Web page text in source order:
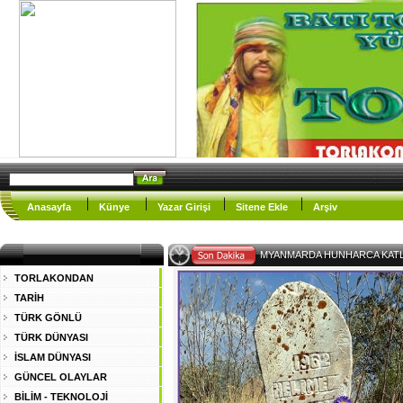
Anasayfa Künye Yazar Girişi Sitene Ekle Arşiv
TORLAKONDAN
TARİH
TÜRK GÖNLÜ
TÜRK DÜNYASI
İSLAM DÜNYASI
GÜNCEL OLAYLAR
BİLİM - TEKNOLOJİ
MYANMARDA HUNHARCA